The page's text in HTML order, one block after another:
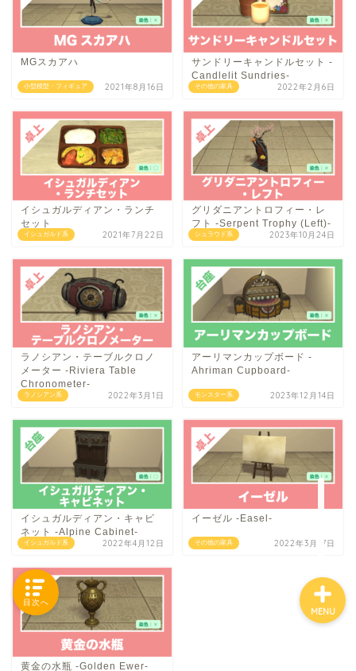
小型模型・フィギュア
MGスカアハ
2021年8月16日 その他の家具
サンドリーキャンドルセット -
Candlelit Sundries-
2022年2月6日
イシュガルド系
イシュガルディアン・ランチ
セット
2021年7月22日 シュラウド系
グリダニアントロフィー・レ
フト -Serpent Trophy (Left)-
2023年10月24日
ラノシアン系
ラノシアン・テーブルクロノ
メーター -Riviera Table
Chronometer-
2022年3月1日 モンスター系
アーリマンカップボード -
Ahriman Cupboard-
2023年12月14日
イシュガルド系
イシュガルディアン・キャビ
ネット -Alpine Cabinet-
2022年4月12日 その他の家具
イーゼル -Easel-
2022年3月17日
黄金の水瓶 -Golden Ewer-
MENU
Category List-
HOUSING COLLECTIONと
は
ご要望はコチラから
目次へ